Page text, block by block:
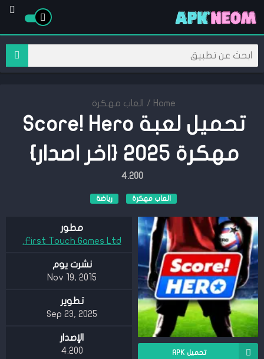
Home
/ العاب مهكرة
تحميل لعبة Score! Hero
مهكرة 2025 {اخر اصدار}
4.200
العاب مهكرة رياضة
تحميل APK
مطور
First Touch Games Ltd.
نشرت يوم
Nov 19, 2015
تطوير
Sep 23, 2025
الإصدار
4.200